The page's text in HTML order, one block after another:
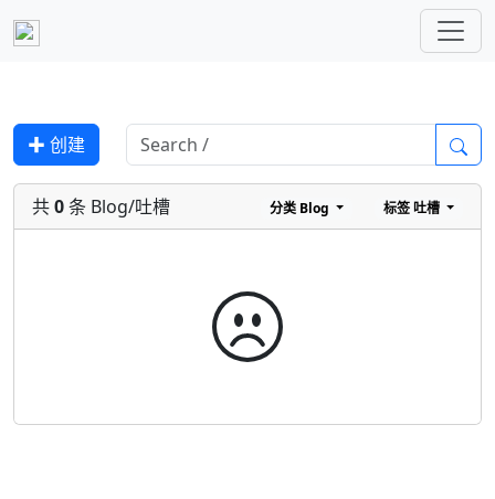
✚ 创建
共0条 Blog/吐槽 分类 Blog 标签吐槽